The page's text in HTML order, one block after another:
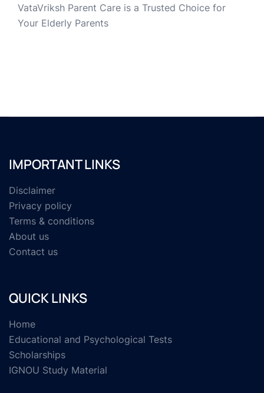
VataVriksh Parent Care is a Trusted Choice for
Your Elderly Parents
IMPORTANT LINKS
Disclaimer
Privacy policy
Terms & conditions
About us
Contact us
QUICK LINKS
Home
Educational and Psychological Tests
Scholarships
IGNOU Study Material